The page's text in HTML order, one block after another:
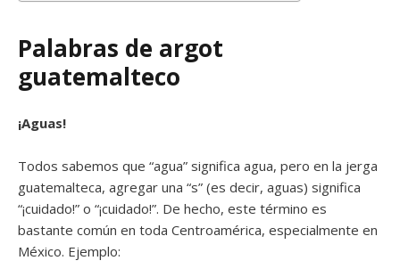
Palabras de argot
guatemalteco
¡Aguas!
Todos sabemos que “agua” significa agua, pero en la jerga
guatemalteca, agregar una “s” (es decir, aguas) significa
“¡cuidado!” o “¡cuidado!”. De hecho, este término es
bastante común en toda Centroamérica, especialmente en
México. Ejemplo: